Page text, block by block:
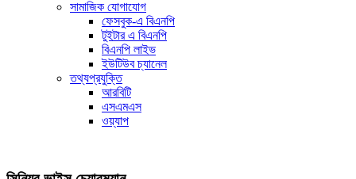
সামাজিক যোগাযোগ
ফেসবুক-এ বিএনপি
টুইটার এ বিএনপি
বিএনপি লাইভ
ইউটিউব চ্যানেল
তথ্যপ্রযুক্তি
আরবিটি
এসএমএস
ওয়্যাপ